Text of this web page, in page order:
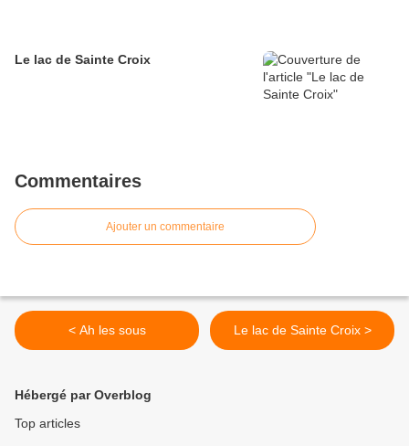
Le lac de Sainte Croix
Commentaires
Ajouter un commentaire
< Ah les sous Le lac de Sainte Croix >
Hébergé par Overblog
Top articles